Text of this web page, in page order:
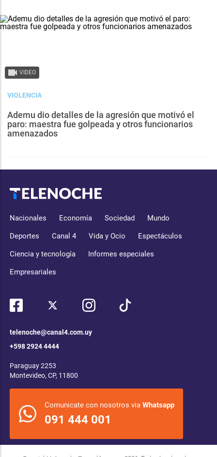
VIDEO
VIOLENCIA
Ademu dio detalles de la agresión que motivó el
paro: maestra fue golpeada y otros funcionarios
amenazados
Nacionales Economía Sociedad Mundo
Deportes Canal 4 Vida y Ocio Espectáculos
Ciencia y tecnología Informes especiales
Empresariales
telenoche@canal4.com.uy
+598 2924 4444
Paraguay 2253
Montevideo, CP, 11800
Comunicate con nosotros via Whatsapp
091 444 001